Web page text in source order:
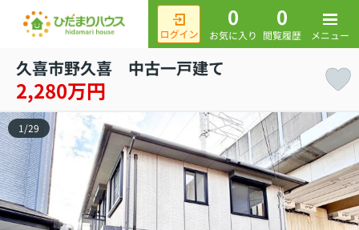
0
お気に入り
0
閲覧履歴 メニュー
久喜市野久喜 中古一戸建て
2,280万円
1/29